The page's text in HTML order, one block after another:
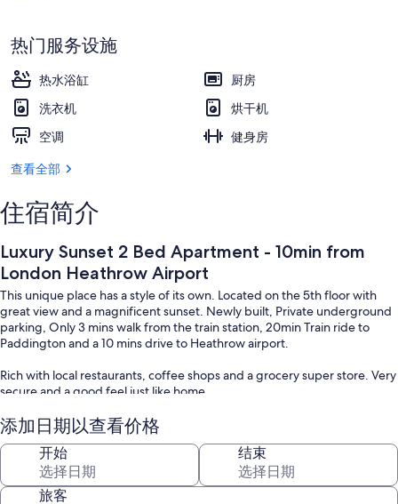
热门服务设施
热水浴缸
厨房
洗衣机
烘干机
空调
健身房
查看全部
住宿简介
Luxury Sunset 2 Bed Apartment - 10min from
London Heathrow Airport
This unique place has a style of its own. Located on the 5th floor with
great view and a magnificent sunset. Newly built, Private underground
parking, Only 3 mins walk from the train station, 20min Train ride to
Paddington and a 10 mins drive to Heathrow airport.
Rich with local restaurants, coffee shops and a grocery super store. Very
secure and a good feel just like home.
Fiat 500 available for rental (contact for availability)
添加日期以查看价格
开始 结束
旅客